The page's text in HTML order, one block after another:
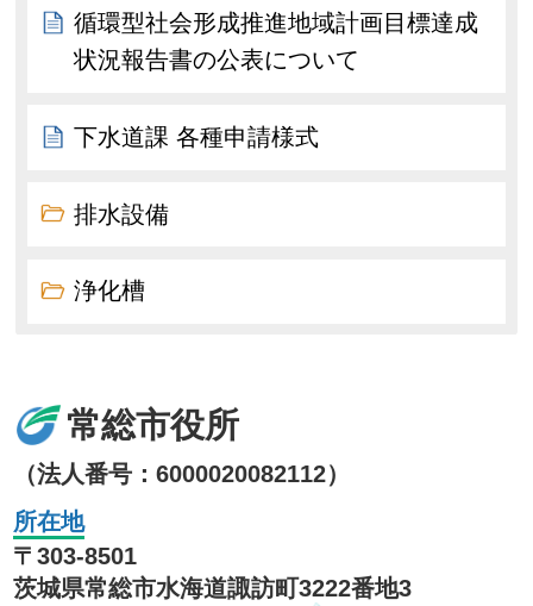
循環型社会形成推進地域計画目標達成
状況報告書の公表について
下水道課 各種申請様式
排水設備
浄化槽
常総市役所
（法人番号：6000020082112）
所在地
〒303-8501
茨城県常総市水海道諏訪町3222番地3